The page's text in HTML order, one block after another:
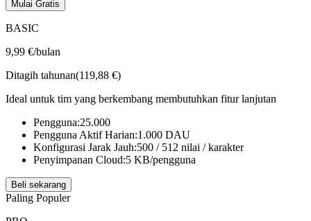
Mulai Gratis
BASIC
9,99 €/bulan
Ditagih tahunan(119,88 €)
Ideal untuk tim yang berkembang membutuhkan fitur lanjutan
Pengguna:25.000
Pengguna Aktif Harian:1.000 DAU
Konfigurasi Jarak Jauh:500 / 512 nilai / karakter
Penyimpanan Cloud:5 KB/pengguna
Beli sekarang
Paling Populer